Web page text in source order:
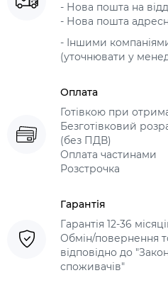
- Нова пошта на
- Нова пошта
- Іншими
(уточнювати у
Оплата
Готівкою при
Безготівковий
(без ПДВ)
Оплата частинами
Розстрочка
Гарантія
Гарантія 12-36
Обмін/повернення
відповідно до
споживачів"